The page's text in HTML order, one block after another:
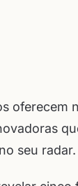
oferecem
seu radar.